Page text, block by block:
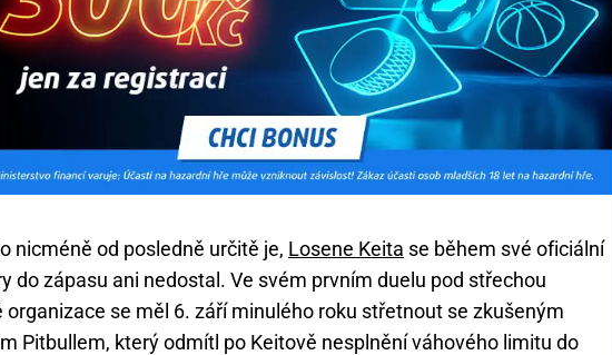
nicméně od posledně určitě je, Losene Keita se během své oficiální
do zápasu ani nedostal. Ve svém prvním duelu pod střechou
organizace se měl 6. září minulého roku střetnout se zkušeným
Pitbullem, který odmítl po Keitově nesplnění váhového limitu do